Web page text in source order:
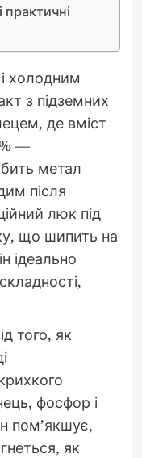
холодним
з підземних
де вміст
—
метал
після
люк під
що шипить на
ідеально
того, як
фосфор і
пом’якшує,
як